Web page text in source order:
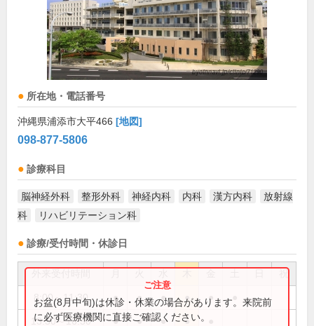
所在地・電話番号
沖縄県浦添市大平466 [地図]
098-877-5806
診療科目
脳神経外科 整形外科 神経内科 内科 漢方内科
放射線
科
リハビリテーション科
診療/受付時間・休診日
祝
8:00～11:30 ● ● ● ● ●
13:30～16:30 ● ● ● ●
お盆(8月中旬)は休診・休業の場合があります。来院前
に必ず医療機関に直接ご確認ください。